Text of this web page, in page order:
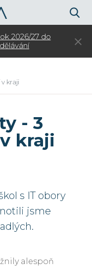
pro ZŠ na školní
27
kraji
- 3
kraji
s IT obory
jsme
alespoň